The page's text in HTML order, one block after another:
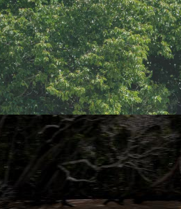
La Solitaire du Figaro Paprec
Transat Paprec
Vendée Globe
Arkea Ultim Challenge
Route du Rhum - Destination
Guadeloupe
Transat Café l'Or
America's Cup
LOISIRS
Pêche en mer